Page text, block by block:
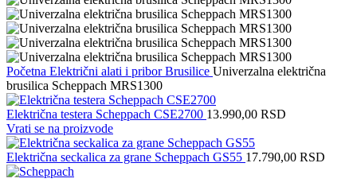
Početna Električni alati i priborBrusilice Univerzalna električna
brusilica Scheppach MRS1300
Električna testera Scheppach CSE2700 13.990,00 RSD
Vrati se na proizvode
Električna seckalica za grane Scheppach GS55 17.790,00 RSD